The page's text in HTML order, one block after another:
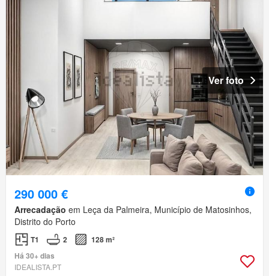
Ver foto
290 000 €
Arrecadação em Leça da Palmeira, Município de Matosinhos,
Distrito do Porto
T1 2
128 m²
Há 30+ dias
IDEALISTA.PT